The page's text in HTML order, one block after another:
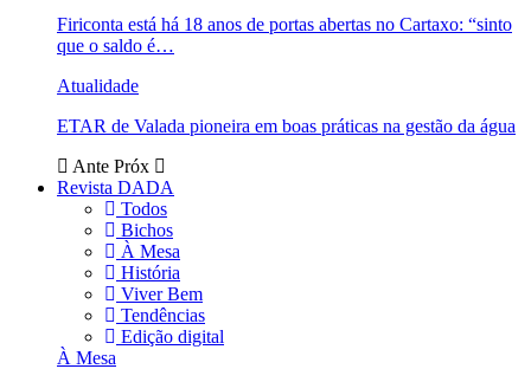
Firiconta está há 18 anos de portas abertas no Cartaxo: “sinto
que o saldo é…
Atualidade
ETAR de Valada pioneira em boas práticas na gestão da água
Ante Próx
Revista DADA
Todos
Bichos
À Mesa
História
Viver Bem
Tendências
Edição digital
À Mesa